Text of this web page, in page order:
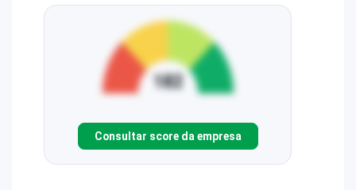
Consultar score da empresa